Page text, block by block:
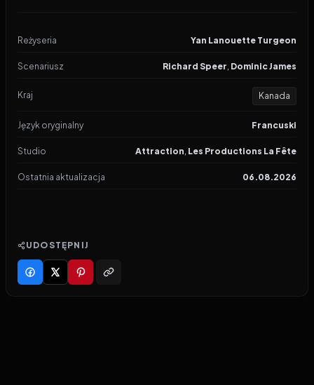
Reżyseria Yan Lanouette Turgeon
Scenariusz Richard Speer, Dominic James
Kraj Kanada
Język oryginalny Francuski
Studio Attraction, Les Productions La Fête
Ostatnia aktualizacja 06.08.2026
UDOSTĘPNIJ